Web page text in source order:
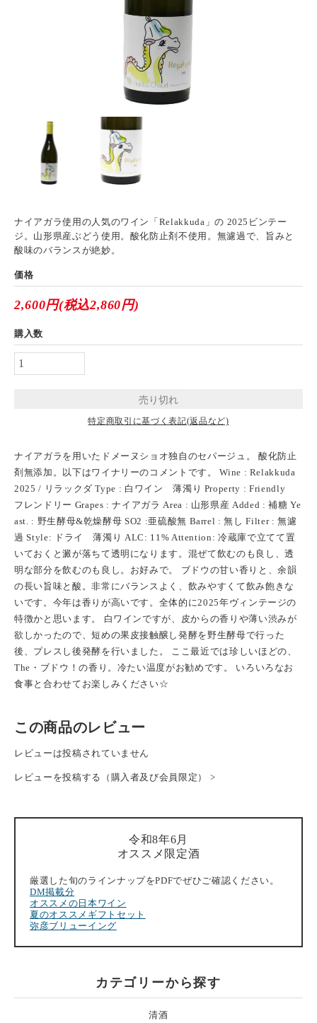
ナイアガラ使用の人気のワイン「Relakkuda」の 2025ビンテー
ジ。山形県産ぶどう使用。酸化防止剤不使用。無濾過で、旨みと
酸味のバランスが絶妙。
価格
2,600円(税込2,860円)
購入数
特定商取引に基づく表記(返品など)
ナイアガラを用いたドメーヌショオ独自のセパージュ。 酸化防止
剤無添加。以下はワイナリーのコメントです。 Wine : Relakkuda
2025 / リラックダ Type : 白ワイン 薄濁り Property : Friendly
フレンドリー Grapes : ナイアガラ Area : 山形県産 Added : 補糖 Ye
ast. : 野生酵母&乾燥酵母 SO2 :亜硫酸無 Barrel : 無し Filter : 無濾
過 Style: ドライ 薄濁り ALC: 11% Attention: 冷蔵庫で立てて置
いておくと澱が落ちて透明になります。混ぜて飲むのも良し、透
明な部分を飲むのも良し。お好みで。 ブドウの甘い香りと、余韻
の長い旨味と酸。非常にバランスよく、飲みやすくて飲み飽きな
いです。今年は香りが高いです。全体的に2025年ヴィンテージの
特徴かと思います。 白ワインですが、皮からの香りや薄い渋みが
欲しかったので、短めの果皮接触醸し発酵を野生酵母で行った
後、プレスし後発酵を行いました。 ここ最近では珍しいほどの、
The・ブドウ！の香り。冷たい温度がお勧めです。 いろいろなお
食事と合わせてお楽しみください☆
この商品のレビュー
レビューは投稿されていません
レビューを投稿する（購入者及び会員限定） >
令和8年6月
オススメ限定酒
厳選した旬のラインナップをPDFでぜひご確認ください。
DM掲載分
オススメの日本ワイン
夏のオススメギフトセット
弥彦ブリューイング
カテゴリーから探す
清酒